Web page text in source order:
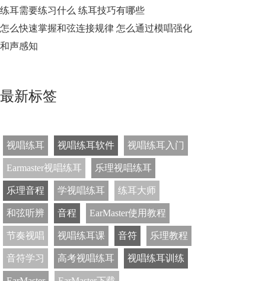
练耳需要练习什么 练耳技巧有哪些
怎么快速掌握和弦连接规律 怎么通过模唱强化
和声感知
最新标签
视唱练耳 视唱练耳软件 视唱练耳入门
Earmaster视唱练耳 乐理视唱练耳
乐理音程 学视唱练耳 练耳大师
和弦听辨 音程 EarMaster使用教程
节奏视唱 视唱练耳课 音符 乐理教程
音符学习 高考视唱练耳 视唱练耳训练